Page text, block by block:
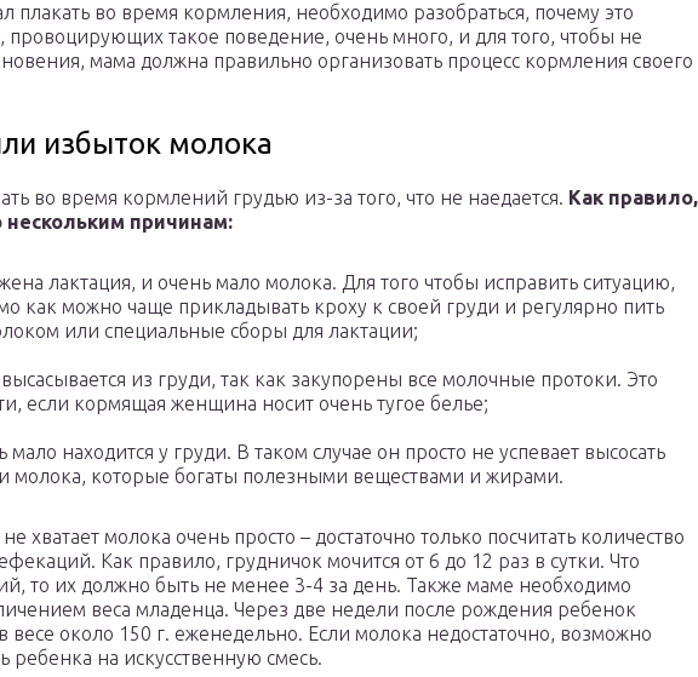
плакать во время кормления, необходимо разобраться, почему это
такое поведение, очень много, и для того, чтобы не
мама должна правильно организовать процесс кормления своего
избыток молока
во время кормлений грудью из-за того, что не наедается. Как правило,
нескольким причинам:
лактация, и очень мало молока. Для того чтобы исправить ситуацию,
как можно чаще прикладывать кроху к своей груди и регулярно пить
или специальные сборы для лактации;
из груди, так как закупорены все молочные протоки. Это
если кормящая женщина носит очень тугое белье;
находится у груди. В таком случае он просто не успевает высосать
молока, которые богаты полезными веществами и жирами.
хватает молока очень просто – достаточно только посчитать количество
Как правило, грудничок мочится от 6 до 12 раз в сутки. Что
то их должно быть не менее 3-4 за день. Также маме необходимо
веса младенца. Через две недели после рождения ребенок
весе около 150 г. еженедельно. Если молока недостаточно, возможно
ребенка на искусственную смесь.